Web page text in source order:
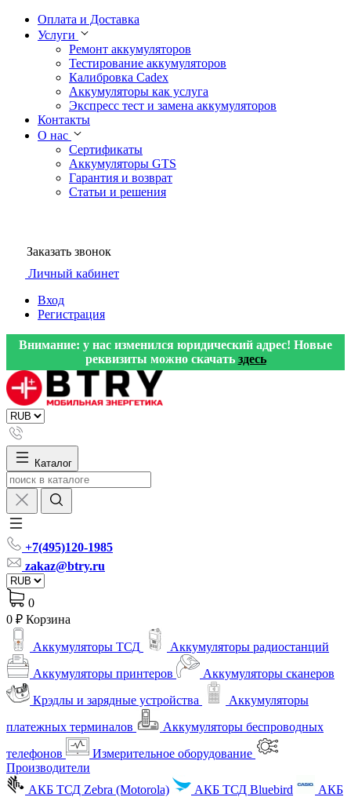
Оплата и Доставка
Услуги
Ремонт аккумуляторов
Тестирование аккумуляторов
Калибровка Cadex
Аккумуляторы как услуга
Экспресс тест и замена аккумуляторов
Контакты
О нас
Сертификаты
Аккумуляторы GTS
Гарантия и возврат
Статьи и решения
Заказать звонок
Личный кабинет
Вход
Регистрация
Внимание: у нас изменился юридический адрес! Новые
реквизиты можно скачать здесь
Каталог
+7(495)120-1985
zakaz@btry.ru
0
0 ₽ Корзина
Аккумуляторы ТСД
Аккумуляторы радиостанций
Аккумуляторы принтеров
Аккумуляторы сканеров
Крэдлы и зарядные устройства
Аккумуляторы
платежных терминалов
Аккумуляторы беспроводных
телефонов
Измерительное оборудование
Производители
АКБ ТСД Zebra (Motorola)
АКБ ТСД Bluebird
АКБ